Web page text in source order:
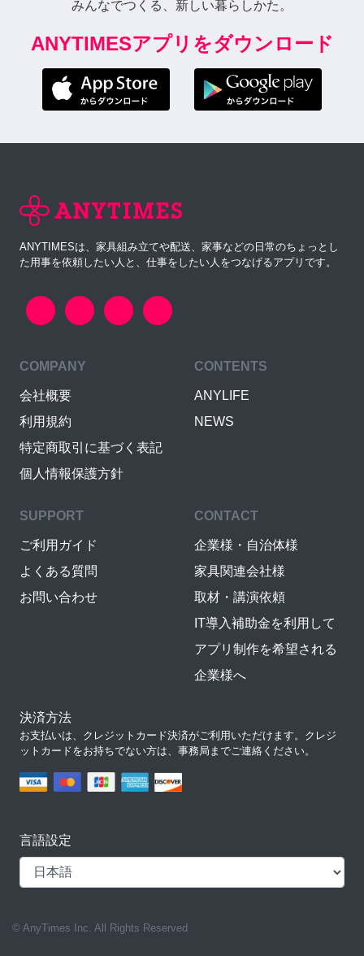
みんなでつくる、新しい暮らしかた。
ANYTIMESアプリをダウンロード
ANYTIMESは、家具組み立てや配送、家事などの日常のちょっとし
た用事を依頼したい人と、仕事をしたい人をつなげるアプリです。
COMPANY
会社概要
利用規約
特定商取引に基づく表記
個人情報保護方針
CONTENTS
ANYLIFE
NEWS
SUPPORT
ご利用ガイド
よくある質問
お問い合わせ
CONTACT
企業様・自治体様
家具関連会社様
取材・講演依頼
IT導入補助金を利用して
アプリ制作を希望される
企業様へ
決済方法
お支払いは、クレジットカード決済がご利用いただけます。クレジ
ットカードをお持ちでない方は、事務局までご連絡ください。
言語設定
© AnyTimes Inc. All Rights Reserved